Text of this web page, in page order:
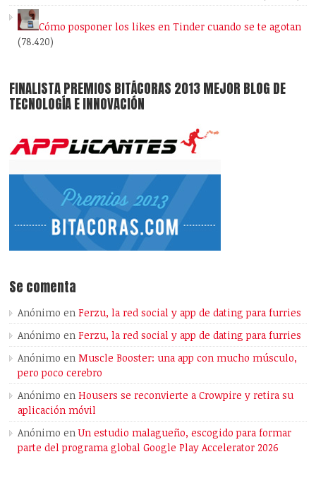
Cómo posponer los likes en Tinder cuando se te agotan
(78.420)
FINALISTA PREMIOS BITÁCORAS 2013 MEJOR BLOG DE
TECNOLOGÍA E INNOVACIÓN
Se comenta
Anónimo enFerzu, la red social y app de dating para furries
Anónimo enFerzu, la red social y app de dating para furries
Anónimo enMuscle Booster: una app con mucho músculo,
pero poco cerebro
Anónimo enHousers se reconvierte a Crowpire y retira su
aplicación móvil
Anónimo enUn estudio malagueño, escogido para formar
parte del programa global Google Play Accelerator 2026